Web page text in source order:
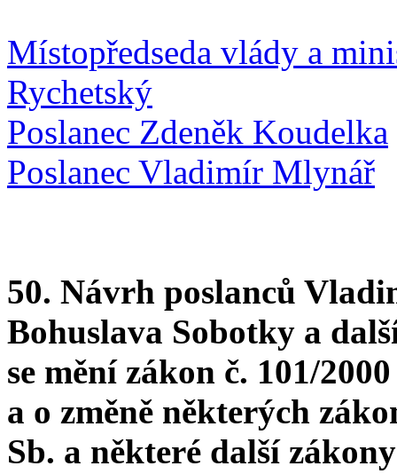
Místopředseda vlády a
Rychetský
Poslanec Zdeněk Koudelka
Poslanec Vladimír Mlynář
50. Návrh poslanců
Bohuslava Sobotky a
se mění zákon č. 101/
a o změně některých
Sb. a některé další